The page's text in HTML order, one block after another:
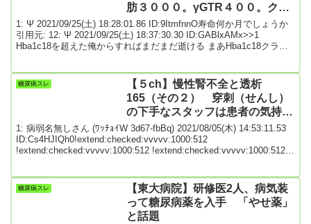
肪３０００。γGTR４００。クレ
アチニン１．９７
1: Ψ 2021/09/25(土) 18:28:01.86 ID:9ItmfnnO寿命何か月でしょうか
引用元: 12: Ψ 2021/09/25(土) 18:37:30.30 ID:GABlxAMx>>1
Hba1c18を超えた俺からすればまだまだ逝ける まあHba1c18クラス
液は2-3日体内に残り血糖値を底上げする 27: Ψ 2021/09/25(土)
19:13...
糖尿病スレ
【５ch】慢性腎不全と透析
165（その２） 穿刺（せんし）
の下手なスタッフは患者の気持ち
を知れ
1: 病弱名無しさん (ﾜｯﾁｮｲW 3d67-fbBq) 2021/08/05(木) 14:53:11.53
ID:Cs4HJIQh0!extend:checked:vvvvv:1000:512
!extend:checked:vvvvv:1000:512 !extend:checked:vvvvv:1000:512
を立て下さい 立てられない場合は使命なり有志がど...
糖尿病スレ
【東大病院】研修医2人、病気装
って糖尿病薬を入手 「やせ薬」
と話題